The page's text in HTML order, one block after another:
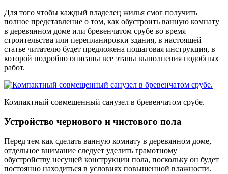
Для того чтобы каждый владелец жилья смог получить
полное представление о том, как обустроить ванную комнату
в деревянном доме или бревенчатом срубе во время
строительства или перепланировки здания, в настоящей
статье читателю будет предложена пошаговая инструкция, в
которой подробно описаны все этапы выполнения подобных
работ.
Компактный совмещенный санузел в бревенчатом срубе.
Устройство чернового и чистового пола
Перед тем как сделать ванную комнату в деревянном доме,
отдельное внимание следует уделить грамотному
обустройству несущей конструкции пола, поскольку он будет
постоянно находиться в условиях повышенной влажности.